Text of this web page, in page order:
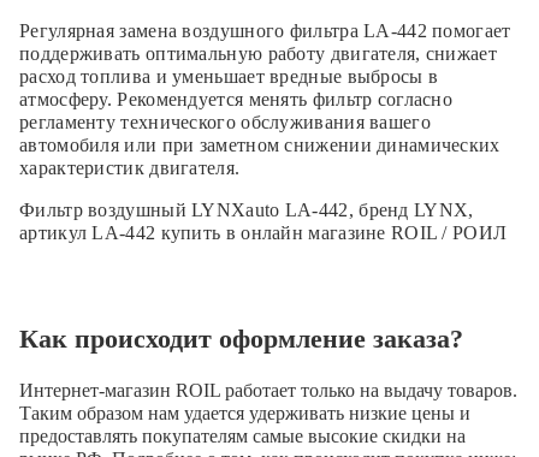
Регулярная замена воздушного фильтра LA-442 помогает
поддерживать оптимальную работу двигателя, снижает
расход топлива и уменьшает вредные выбросы в
атмосферу. Рекомендуется менять фильтр согласно
регламенту технического обслуживания вашего
автомобиля или при заметном снижении динамических
характеристик двигателя.
Фильтр воздушный LYNXauto LA-442, бренд LYNX,
артикул LA-442 купить в онлайн магазине ROIL / РОИЛ
Как происходит оформление заказа?
Интернет-магазин ROIL работает только на выдачу товаров.
Таким образом нам удается удерживать низкие цены и
предоставлять покупателям самые высокие скидки на